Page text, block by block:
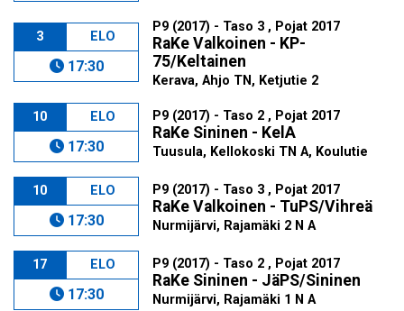
3 ELO
17:30
P9 (2017) - Taso 3 , Pojat 2017
RaKe Valkoinen - KP-
75/Keltainen
Kerava, Ahjo TN, Ketjutie 2
10 ELO
17:30
P9 (2017) - Taso 2 , Pojat 2017
RaKe Sininen - KelA
Tuusula, Kellokoski TN A, Koulutie
10 ELO
17:30
P9 (2017) - Taso 3 , Pojat 2017
RaKe Valkoinen - TuPS/Vihreä
Nurmijärvi, Rajamäki 2 N A
17 ELO
17:30
P9 (2017) - Taso 2 , Pojat 2017
RaKe Sininen - JäPS/Sininen
Nurmijärvi, Rajamäki 1 N A